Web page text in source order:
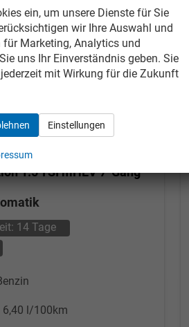
1.5 TSI mHEV 7-Gang
14 Tage
6,40 l/100km
ein, um unsere Dienste für Sie
wir Ihre Auswahl und
für Marketing, Analytics und
uns Ihr Einverständnis geben. Sie
mit Wirkung für die Zukunft
Einstellungen